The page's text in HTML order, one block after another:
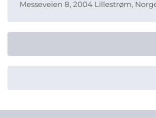
Messeveien 8, 2004 Lillestrøm,